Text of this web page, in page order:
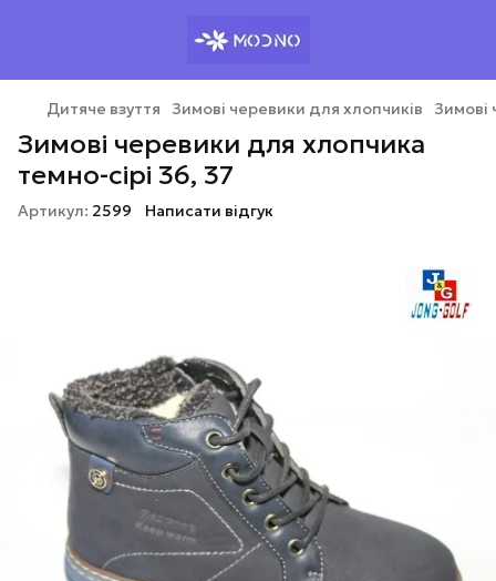
Дитяче взуття Зимові черевики для хлопчиків Зимові
Зимові черевики для хлопчика
темно-сірі 36, 37
Артикул: 2599 Написати відгук